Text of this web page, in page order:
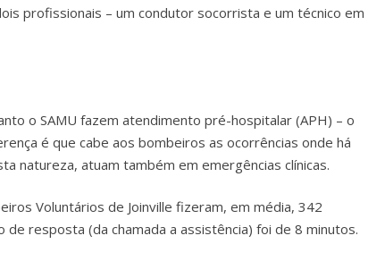
profissionais – um condutor socorrista e um técnico em
o SAMU fazem atendimento pré-hospitalar (APH) – o
é que cabe aos bombeiros as ocorrências onde há
natureza, atuam também em emergências clínicas.
Voluntários de Joinville fizeram, em média, 342
resposta (da chamada a assistência) foi de 8 minutos.